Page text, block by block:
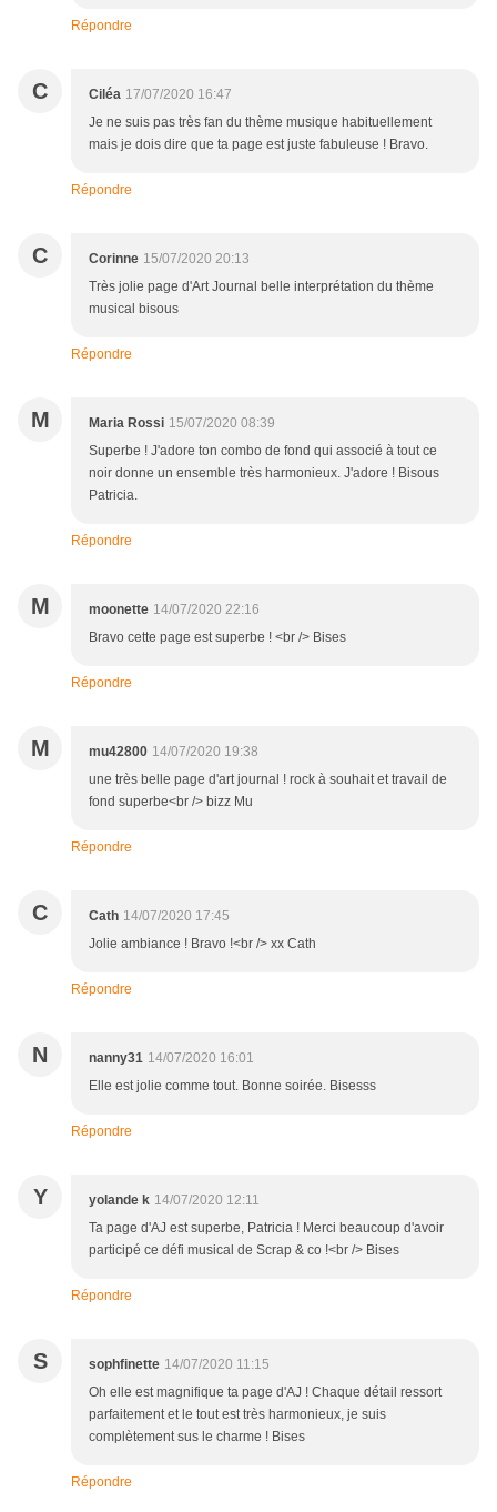
Répondre
C Ciléa 17/07/2020 16:47
Je ne suis pas très fan du thème musique habituellement
mais je dois dire que ta page est juste fabuleuse ! Bravo.
Répondre
C Corinne 15/07/2020 20:13
Très jolie page d'Art Journal belle interprétation du thème
musical bisous
Répondre
M Maria Rossi 15/07/2020 08:39
Superbe ! J'adore ton combo de fond qui associé à tout ce
noir donne un ensemble très harmonieux. J'adore ! Bisous
Patricia.
Répondre
M moonette 14/07/2020 22:16
Bravo cette page est superbe ! <br /> Bises
Répondre
M mu42800 14/07/2020 19:38
une très belle page d'art journal ! rock à souhait et travail de
fond superbe<br /> bizz Mu
Répondre
C Cath 14/07/2020 17:45
Jolie ambiance ! Bravo !<br /> xx Cath
Répondre
N nanny31 14/07/2020 16:01
Elle est jolie comme tout. Bonne soirée. Bisesss
Répondre
Y yolande k 14/07/2020 12:11
Ta page d'AJ est superbe, Patricia ! Merci beaucoup d'avoir
participé ce défi musical de Scrap & co !<br /> Bises
Répondre
S sophfinette 14/07/2020 11:15
Oh elle est magnifique ta page d'AJ ! Chaque détail ressort
parfaitement et le tout est très harmonieux, je suis
complètement sus le charme ! Bises
Répondre